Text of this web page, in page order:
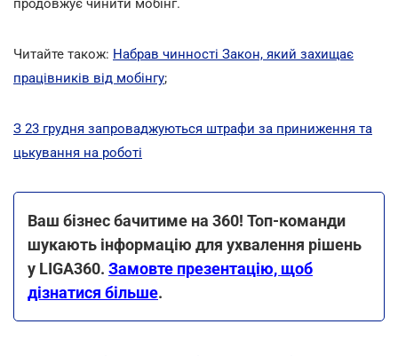
продовжує чинити мобінг.
Читайте також: Набрав чинності Закон, який захищає
працівників від мобінгу;
З 23 грудня запроваджуються штрафи за приниження та
цькування на роботі
Ваш бізнес бачитиме на 360! Топ-команди
шукають інформацію для ухвалення рішень
у LIGA360. Замовте презентацію, щоб
дізнатися більше.